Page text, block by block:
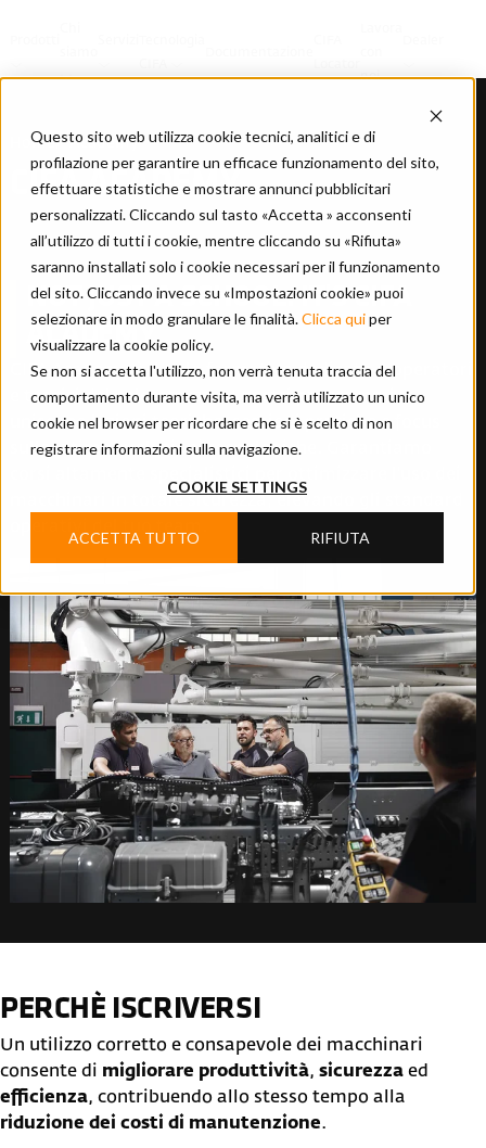
Questo sito web utilizza cookie tecnici, analitici e di
profilazione per garantire un efficace funzionamento del sito,
effettuare statistiche e mostrare annunci pubblicitari
personalizzati. Cliccando sul tasto «Accetta » acconsenti
all’utilizzo di tutti i cookie, mentre cliccando su «Rifiuta»
saranno installati solo i cookie necessari per il funzionamento
del sito. Cliccando invece su «Impostazioni cookie» puoi
selezionare in modo granulare le finalità.Clicca quiper
visualizzare la cookie policy.
Se non si accetta l'utilizzo, non verrà tenuta traccia del
comportamento durante visita, ma verrà utilizzato un unico
cookie nel browser per ricordare che si è scelto di non
registrare informazioni sulla navigazione.
COOKIE SETTINGS
ACCETTA TUTTO RIFIUTA
noi
Home/ Academy
CIFA ACADEMY
NOT JUST A SCHOOL. IT'S CIFA
ACADEMY
CIFA Academy è il polo formativo dedicato a operatori
e tecnici del calcestruzzo. I nostri programmi
uniscono lezioni teoriche, sessioni pratiche e focus
sulle ultime evoluzioni tecnologiche. Garantiamo
macchinari in totale sicurezza, elevando gli standard
PERCHÈ ISCRIVERSI
Un utilizzo corretto e consapevole dei macchinari
consente di migliorare produttività, sicurezza ed
efficienza, contribuendo allo stesso tempo alla
riduzione dei costi di manutenzione.